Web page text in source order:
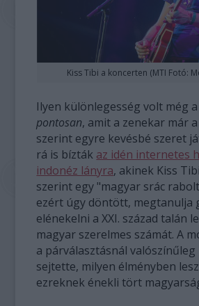
Kiss Tibi a koncerten (MTI Fotó:
Ilyen különlegesség volt még a
pontosan, amit a zenekar már
szerint egyre kevésbé szeret
rá is bízták az idén internetes
indonéz lányra, akinek Kiss
szerint egy "magyar srác
ezért úgy döntött, megtanulja
elénekelni a XXI. század talán
magyar szerelmes számát. A
a párválasztásnál valószínűleg
sejtette, milyen élményben
ezreknek énekli tört